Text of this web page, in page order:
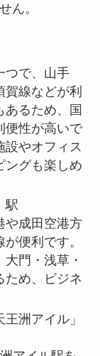
ん。
つで、山手
線などが利
あるため、国
便性が高いで
設やオフィス
ングも楽しめ
駅
や成田空港方
便利です。
門・浅草・
ため、ビジネ
洲アイル」